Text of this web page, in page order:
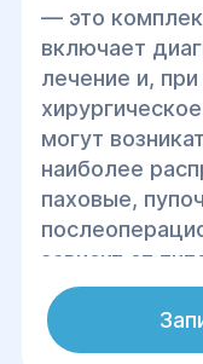
— это
включает
лечение и,
могут
наиболее
паховые,
зависит от
стадии